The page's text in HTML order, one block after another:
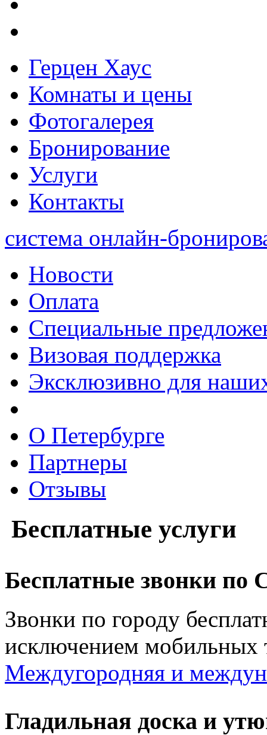
Герцен Хаус
Комнаты и цены
Фотогалерея
Бронирование
Услуги
Контакты
система онлайн-
Новости
Оплата
Специальные
Визовая поддержка
Эксклюзивно для
О Петербурге
Партнеры
Отзывы
Бесплатные услуги
Бесплатные звонки по
Звонки по городу
исключением мобильных
Междугородняя и
Гладильная доска и